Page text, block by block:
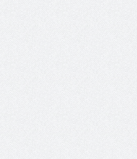
حوار يحمل جينات الوطن مع الأمير
مشعل بن عبد الله بن عبد العزيز